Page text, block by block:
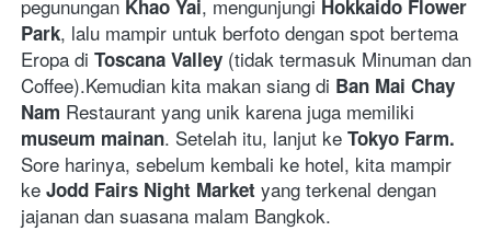
pegunungan Khao Yai, mengunjungi Hokkaido Flower
Park, lalu mampir untuk berfoto dengan spot bertema
Eropa di Toscana Valley (tidak termasuk Minuman dan
Coffee).Kemudian kita makan siang di Ban Mai Chay
Nam
museum mainan. Setelah itu, lanjut ke
Sore harinya, sebelum kembali ke hotel, kita mampir
ke Jodd Fairs Night Market yang terkenal dengan
jajanan dan suasana malam Bangkok.